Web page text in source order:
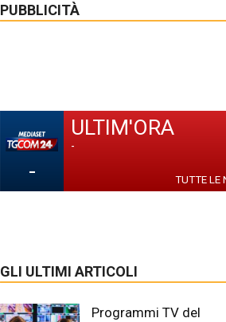
PUBBLICITÀ
-
ULTIM'ORA
-
TUTTE LE
GLI ULTIMI ARTICOLI
Programmi TV del